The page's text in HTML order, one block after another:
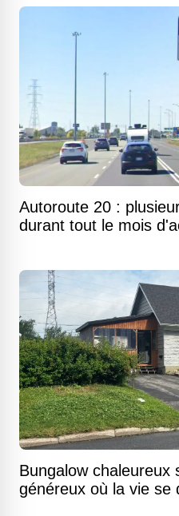
Autoroute 20 :
durant tout le mois
Bungalow chaleureux
généreux où la vie se